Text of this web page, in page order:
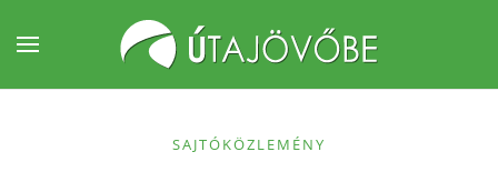
Fő tartalom átugrása
SAJTÓKÖZLEMÉNY